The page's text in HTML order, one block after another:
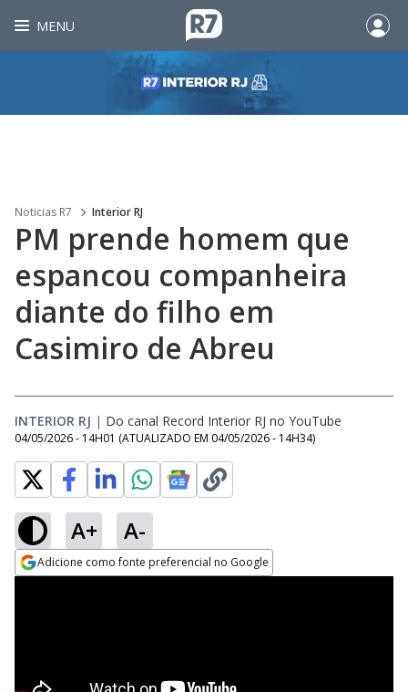
MENU
Noticias R7 Interior RJ
PM prende homem que
espancou companheira
diante do filho em
Casimiro de Abreu
INTERIOR RJ | Do canal Record Interior RJ no YouTube
04/05/2026 - 14H01 (ATUALIZADO EM 04/05/2026 - 14H34)
A+ A-
Adicione como fonte preferencial no Google